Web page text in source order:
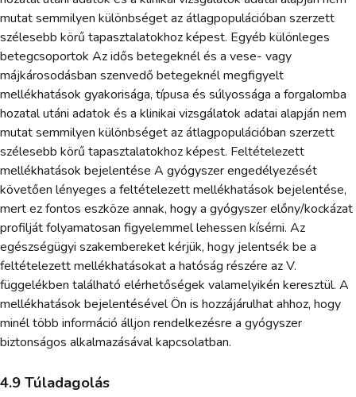
mutat semmilyen különbséget az átlagpopulációban szerzett
szélesebb körű tapasztalatokhoz képest. Egyéb különleges
betegcsoportok Az idős betegeknél és a vese- vagy
májkárosodásban szenvedő betegeknél megfigyelt
mellékhatások gyakorisága, típusa és súlyossága a forgalomba
hozatal utáni adatok és a klinikai vizsgálatok adatai alapján nem
mutat semmilyen különbséget az átlagpopulációban szerzett
szélesebb körű tapasztalatokhoz képest. Feltételezett
mellékhatások bejelentése A gyógyszer engedélyezését
követően lényeges a feltételezett mellékhatások bejelentése,
mert ez fontos eszköze annak, hogy a gyógyszer előny/kockázat
profilját folyamatosan figyelemmel lehessen kísérni. Az
egészségügyi szakembereket kérjük, hogy jelentsék be a
feltételezett mellékhatásokat a hatóság részére az V.
függelékben található elérhetőségek valamelyikén keresztül. A
mellékhatások bejelentésével Ön is hozzájárulhat ahhoz, hogy
minél több információ álljon rendelkezésre a gyógyszer
biztonságos alkalmazásával kapcsolatban.
4.9 Túladagolás